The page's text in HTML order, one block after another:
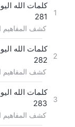
1
كلمات الله
281
كشف المفاهيم
2
كلمات الله
282
كشف المفاهيم
3
كلمات الله
283
كشف المفاهيم